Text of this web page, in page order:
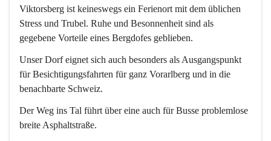
Viktorsberg ist keineswegs ein Ferienort mit dem üblichen
Stress und Trubel. Ruhe und Besonnenheit sind als
gegebene Vorteile eines Bergdofes geblieben.
Unser Dorf eignet sich auch besonders als Ausgangspunkt
für Besichtigungsfahrten für ganz Vorarlberg und in die
benachbarte Schweiz.
Der Weg ins Tal führt über eine auch für Busse problemlose
breite Asphaltstraße.